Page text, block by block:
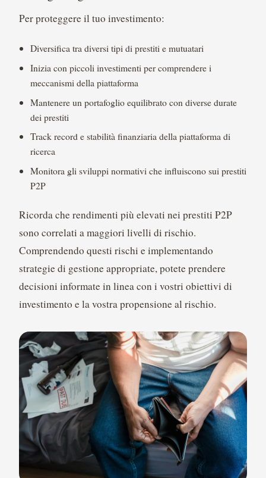
Per proteggere il tuo investimento:
Diversifica tra diversi tipi di prestiti e mutuatari
Inizia con piccoli investimenti per comprendere i
meccanismi della piattaforma
Mantenere un portafoglio equilibrato con diverse durate
dei prestiti
Track record e stabilità finanziaria della piattaforma di
ricerca
Monitora gli sviluppi normativi che influiscono sui prestiti
P2P
Ricorda che rendimenti più elevati nei prestiti P2P
sono correlati a maggiori livelli di rischio.
Comprendendo questi rischi e implementando
strategie di gestione appropriate, potete prendere
decisioni informate in linea con i vostri obiettivi di
investimento e la vostra propensione al rischio.